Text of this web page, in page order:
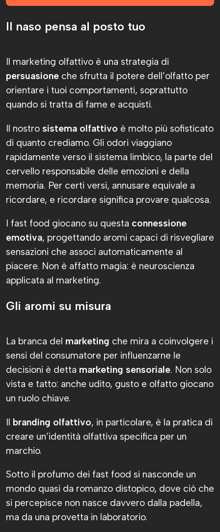
Il naso pensa al posto tuo
Il marketing olfattivo è una strategia di
persuasione che sfrutta il potere dell’olfatto per
orientare i tuoi comportamenti, soprattutto
quando si tratta di fame e acquisti.
Il nostro sistema olfattivo è molto più sofisticato
di quanto crediamo. Gli odori viaggiano
rapidamente verso il sistema limbico, la parte del
cervello responsabile delle emozioni e della
memoria. Per certi versi, annusare equivale a
ricordare, e ricordare significa provare qualcosa.
I fast food giocano su questa connessione
emotiva, progettando aromi capaci di risvegliare
sensazioni che associ automaticamente al
piacere. Non è affatto magia: è neuroscienza
applicata al marketing.
Gli aromi su misura
La branca del marketing che mira a coinvolgere i
sensi del consumatore per influenzarne le
decisioni è detta marketing sensoriale. Non solo
vista e tatto: anche udito, gusto e olfatto giocano
un ruolo chiave.
Il branding olfattivo, in particolare, è la pratica di
creare un’identità olfattiva specifica per un
marchio.
Sotto il profumo dei fast food si nasconde un
mondo quasi da romanzo distopico, dove ciò che
si percepisce non nasce davvero dalla padella,
ma da una provetta in laboratorio.